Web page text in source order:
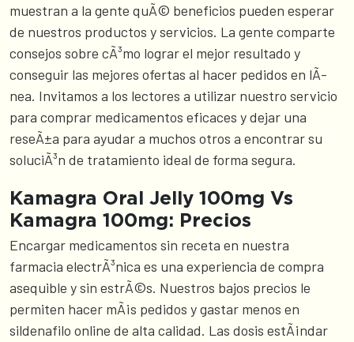
muestran a la gente quÃ© beneficios pueden esperar
de nuestros productos y servicios. La gente comparte
consejos sobre cÃ³mo lograr el mejor resultado y
conseguir las mejores ofertas al hacer pedidos en lÃ­
nea. Invitamos a los lectores a utilizar nuestro servicio
para comprar medicamentos eficaces y dejar una
reseÃ±a para ayudar a muchos otros a encontrar su
soluciÃ³n de tratamiento ideal de forma segura.
Kamagra Oral Jelly 100mg Vs
Kamagra 100mg: Precios
Encargar medicamentos sin receta en nuestra
farmacia electrÃ³nica es una experiencia de compra
asequible y sin estrÃ©s. Nuestros bajos precios le
permiten hacer mÃ¡s pedidos y gastar menos en
sildenafilo online de alta calidad. Las dosis estÃ¡ndar